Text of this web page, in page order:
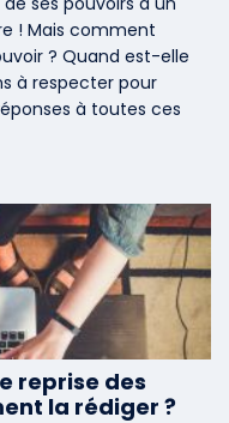
reprise des
la rédiger ?
! Mais comment
? Quand est-elle
à respecter pour
à toutes ces